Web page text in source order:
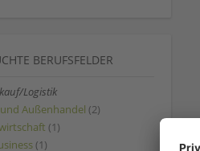
BERUFSFELDER
Logistik
Außenhandel (2)
(1)
(1)